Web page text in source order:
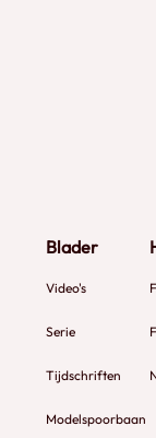
Blader
Video's
Serie
Tijdschriften
Modelspoorbaan